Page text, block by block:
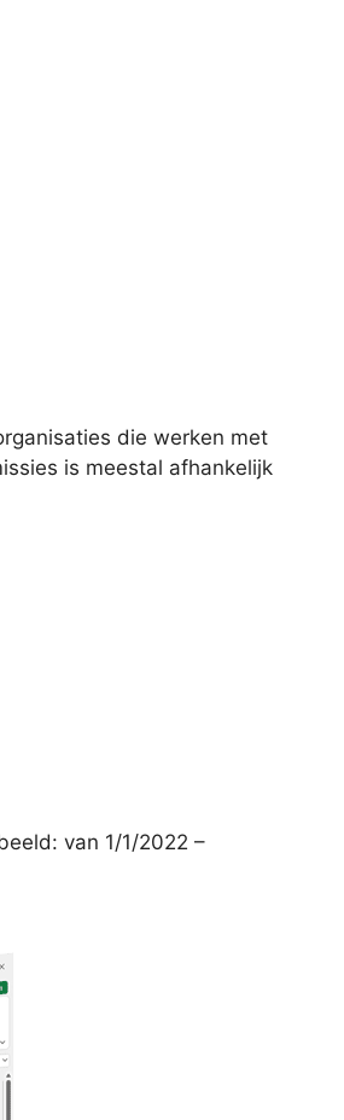
die werken met
is meestal afhankelijk
van 1/1/2022 –